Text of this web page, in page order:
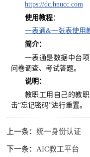
https://dc.hnucc.com
使用教程：
一表通&一张表使用
简介：
一表通是数据中台
问卷调查、考试答题。
说明：
教职工用自己的教
击“忘记密码”进行重置。
上一条：统一身份认证
下一条： AIC教工平台